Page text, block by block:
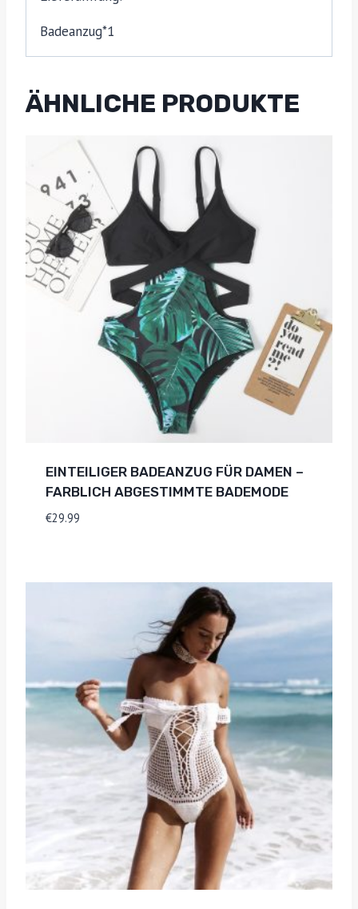
Badeanzug*1
ÄHNLICHE PRODUKTE
EINTEILIGER BADEANZUG FÜR DAMEN –
FARBLICH ABGESTIMMTE BADEMODE
€29.99